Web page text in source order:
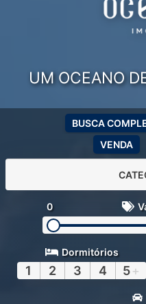
UM OCEANO
VENDA
BUSCA
0
Dormitórios
1 2 3 4 5+